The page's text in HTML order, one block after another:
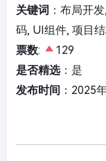
关键词 ：布局开
码, UI组件, 项目
票数:
129
是否精选：是
发布时间 ：2025